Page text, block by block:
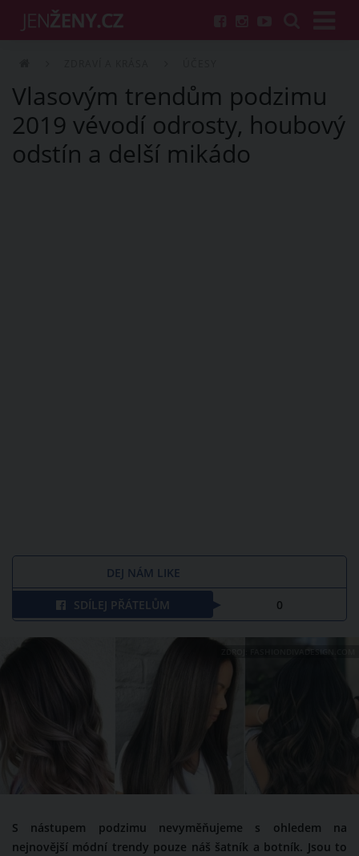
Vlasovým trendům podzimu
2019 vévodí odrosty, houbový
odstín a delší mikádo
DEJ NÁM LIKE
SDÍLEJ PŘÁTELŮM 0
ZDROJ: FASHIONDIVADESIGN.COM
S nástupem podzimu nevyměňujeme s ohledem na
nejnovější módní trendy pouze náš šatník a botník. Jsou to